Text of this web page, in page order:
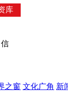
库
之窗 文化广角 新